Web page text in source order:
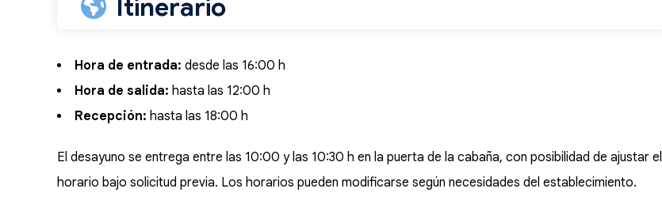
Itinerario
Hora de entrada: desde las 16:00 h
Hora de salida: hasta las 12:00 h
Recepción: hasta las 18:00 h
El desayuno se entrega entre las 10:00 y las 10:30 h en la puerta de la cabaña, con posibilidad de ajustar el
horario bajo solicitud previa. Los horarios pueden modificarse según necesidades del establecimiento.